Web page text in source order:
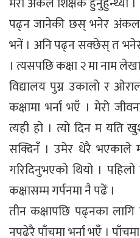
पढ्न जानेकी छस् भनेर
भनें । अनि पढ्न सक्छेस् त
। त्यसपछि कक्षा २ मा नाम
विद्यालय पुग्न उकालो र
कक्षामा भर्ना भएँ । मेरो
त्यही हो । त्यो दिन म यति
सक्दिनँ । उमेर धेरै भएकाले
गरिदिनुभएको थियो ।
कक्षासम्म गर्पनमा नै पढें ।
तीन कक्षापछि पढ्नका
नपढेरै पाँचमा भर्ना भएँ ।